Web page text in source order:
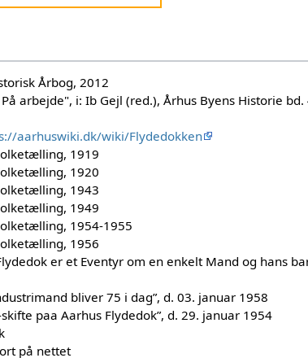
Årbog, 2012
arbejde", i: Ib Gejl (red.), Århus Byens Historie
aarhuswiki.dk/wiki/Flydedokken
1919
1920
1943
1949
1954-1955
1956
er et Eventyr om en enkelt Mand og hans
bliver 75 i dag”, d. 03. januar 1958
paa Aarhus Flydedok”, d. 29. januar 1954
på nettet